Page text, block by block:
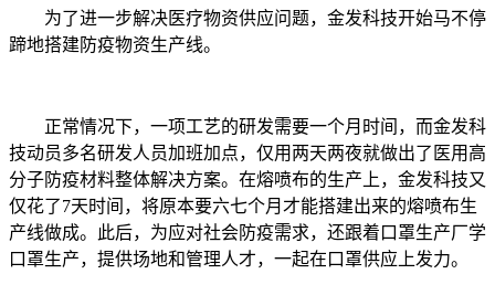
为了进一步解决医疗物资供应问题，金发科技开始马不停
蹄地搭建防疫物资生产线。
正常情况下，一项工艺的研发需要一个月时间，而金发科
技动员多名研发人员加班加点，仅用两天两夜就做出了医用高
分子防疫材料整体解决方案。在熔喷布的生产上，金发科技又
仅花了7天时间，将原本要六七个月才能搭建出来的熔喷布生
产线做成。此后，为应对社会防疫需求，还跟着口罩生产厂学
口罩生产，提供场地和管理人才，一起在口罩供应上发力。